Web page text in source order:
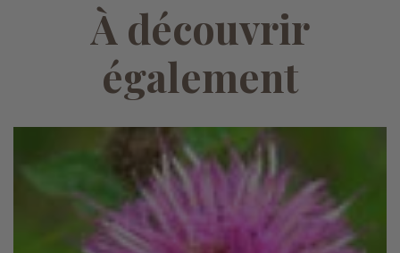
À découvrir
également